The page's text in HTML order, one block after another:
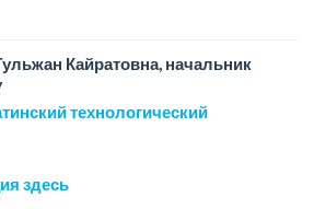
Кайратовна, начальник
технологический
здесь